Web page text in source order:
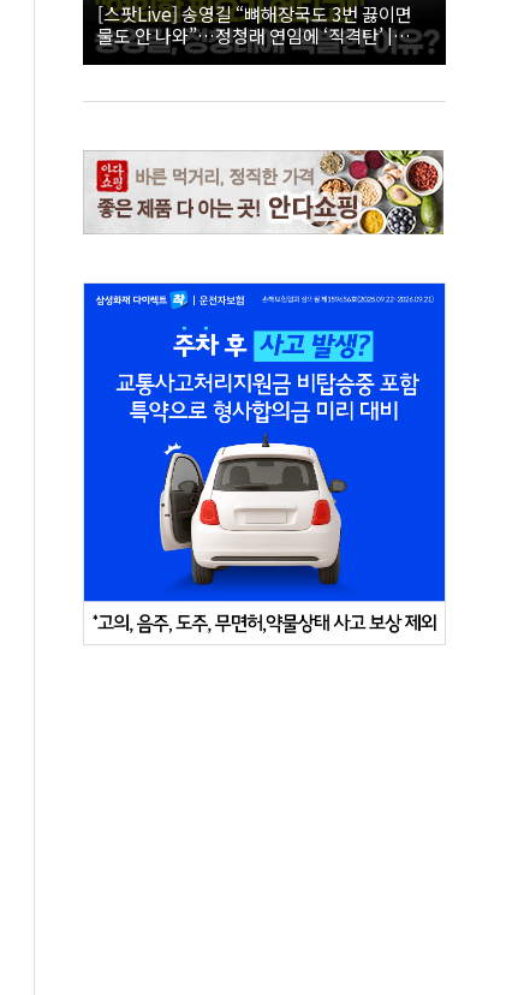
[스팟Live] 송영길 “뼈해장국도 3번 끓이면
물도 안 나와”…정청래 연임에 ‘직격탄’ |
26.08.08 더불어민주당 당대표·최고위원 후